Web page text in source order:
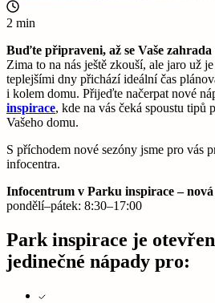
2 min
Buďte připraveni, až se Vaše
Zima to na nás ještě zkouší, ale jaro už
teplejšími dny přichází ideální čas
i kolem domu. Přijeďte načerpat nové
inspirace, kde na vás čeká spoustu tipů
Vašeho domu.
S příchodem nové sezóny jsme pro vás
infocentra.
Infocentrum v Parku inspirace –
pondělí–pátek: 8:30–17:00
Park inspirace je
jedinečné nápady pro: